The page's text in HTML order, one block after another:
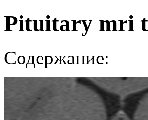
Pituitary mri
Содержание: